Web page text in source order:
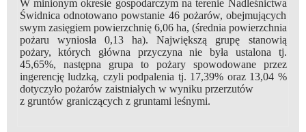
W minionym okresie gospodarczym na terenie Nadleśnictwa
Świdnica odnotowano powstanie 46 pożarów, obejmujących
swym zasięgiem powierzchnię 6,06 ha, (średnia powierzchnia
pożaru wyniosła 0,13 ha). Największą grupę stanowią
pożary, których główna przyczyna nie była ustalona tj.
45,65%, następna grupa to pożary spowodowane przez
ingerencję ludzką, czyli podpalenia tj. 17,39% oraz 13,04 %
dotyczyło pożarów zaistniałych w wyniku przerzutów
z gruntów graniczących z gruntami leśnymi.